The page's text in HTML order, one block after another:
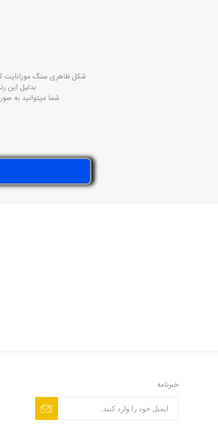
شکل ظاهری سنگ موزانایت
بدلیل این
شما میتوانید به
خبرنامه